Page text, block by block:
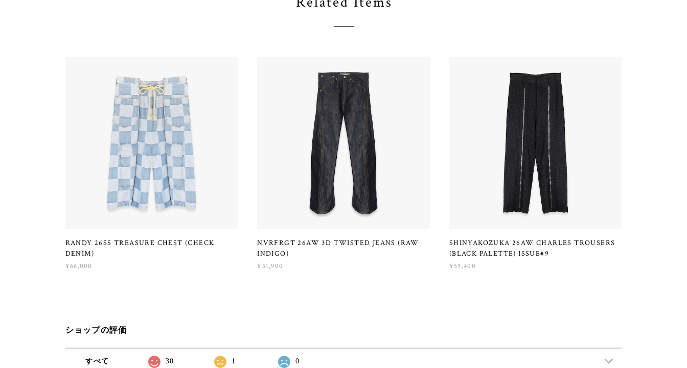
RANDY 26SS TREASURE CHEST (CHECK
DENIM)
¥66,000
NVRFRGT 26AW 3D TWISTED JEANS (RAW
INDIGO)
¥31,900
SHINYAKOZUKA 26AW CHARLES TROUSERS
(BLACK PALETTE) ISSUE#9
¥59,400
ショップの評価
すべて 30 1 0